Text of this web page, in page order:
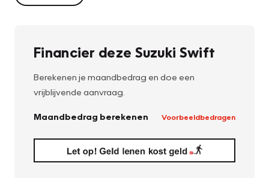
Financier deze Suzuki Swift
Berekenen je maandbedrag en doe een
vrijblijvende aanvraag.
Maandbedrag berekenen Voorbeeldbedragen